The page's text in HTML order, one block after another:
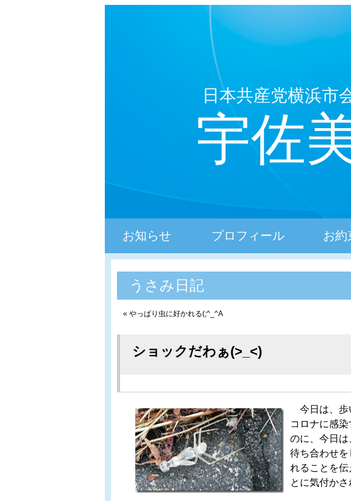
宇佐
日本共産党横浜市
お知らせ プロフィール お約
うさみ日記
« やっぱり虫に好かれる(;^_^A
ショックだわぁ(>_<)
今日は、歩
コロナに感
のに、今日
待ち合わせ
れることを伝
とに気付か